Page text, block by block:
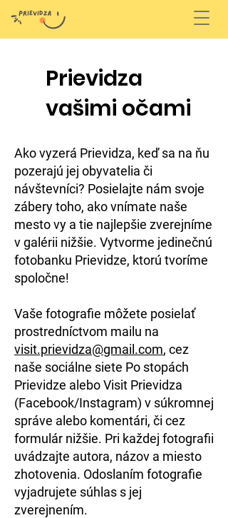
Prievidza
vašimi očami
Ako vyzerá Prievidza, keď sa na ňu
pozerajú jej obyvatelia či
návštevníci? Posielajte nám svoje
zábery toho, ako vnímate naše
mesto vy a tie najlepšie zverejníme
v galérii nižšie. Vytvorme jedinečnú
fotobanku Prievidze, ktorú tvoríme
spoločne!
Vaše fotografie môžete posielať
prostredníctvom mailu na
visit.prievidza@gmail.com, cez
naše sociálne siete Po stopách
Prievidze alebo Visit Prievidza
(Facebook/Instagram) v súkromnej
správe alebo komentári, či cez
formulár nižšie. Pri každej fotografii
uvádzajte autora, názov a miesto
zhotovenia. Odoslaním fotografie
vyjadrujete súhlas s jej
zverejnením.